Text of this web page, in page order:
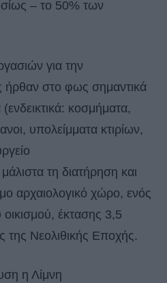
– το 50% των
για την
ήρθαν στο φως σημαντικά
κοσμήματα,
υπολείμματα κτιρίων,
τη διατήρηση και
αρχαιολογικό χώρο, ενός
έκτασης 3,5
της Νεολιθικής Εποχής.
η Λίμνη